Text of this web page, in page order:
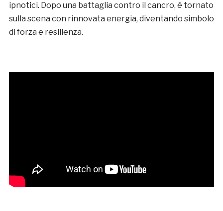
ipnotici. Dopo una battaglia contro il cancro, è tornato
sulla scena con rinnovata energia, diventando simbolo
di forza e resilienza.